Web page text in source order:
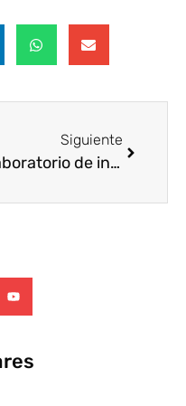
Siguiente
Laboratorio de innovación por la empleabilidad: Desayuno de trabajo organizado por SAP España, Voluntare y Work for Social